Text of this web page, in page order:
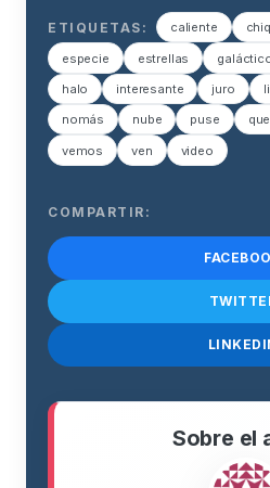
ETIQUETAS: caliente
especie estrellas
halo interesante juro
nomás nube puse
vemos ven video
COMPARTIR:
Sobre el